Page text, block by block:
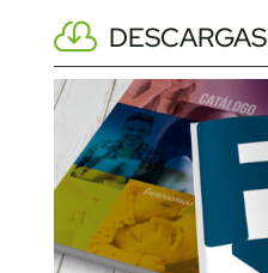
DESCARGAS